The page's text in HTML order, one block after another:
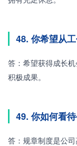
48. 你希望从
答：希望获得成长
积极成果。
49. 你如何看
答：规章制度是公